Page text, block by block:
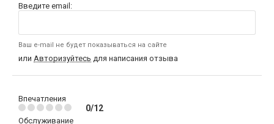
Введите email:
Ваш e-mail не будет показываться на сайте
или Авторизуйтесь для написания отзыва
Впечатления
0/12
Обслуживание